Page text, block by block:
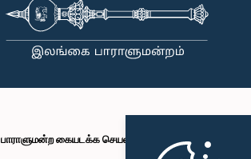
பாராளுமன்ற கையடக்க செயலி